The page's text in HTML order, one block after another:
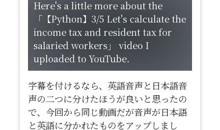
Here's a little more about the
「【Python】3/5 Let's calculate the
income tax and resident tax for
salaried workers」 video I
uploaded to YouTube.
字幕を付けるなら、英語音声と日本語音
声の二つに分けたほうが良いと思ったの
で、今回から同じ動画だが音声が日本語
と英語に分かれたものをアップしまし